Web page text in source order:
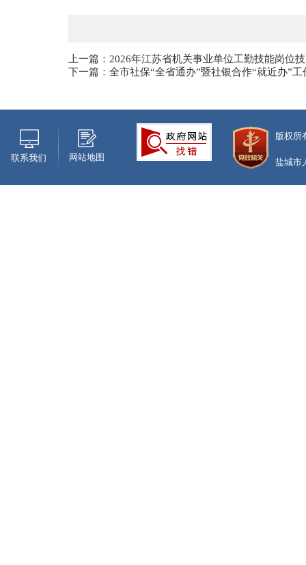
上一篇：2026年江苏省机关事业单位工勤技能岗位
下一篇：全市社保“全省通办”暨社银合作“就近办”
联系我们 网站地图
版权所
盐城市